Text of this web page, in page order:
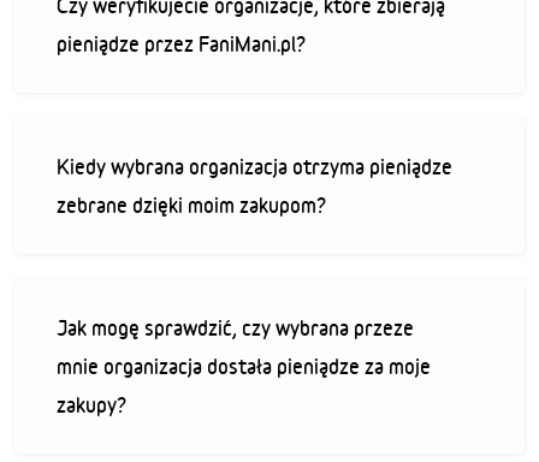
Czy weryfikujecie organizacje, które zbierają
pieniądze przez FaniMani.pl?
Kiedy wybrana organizacja otrzyma pieniądze
zebrane dzięki moim zakupom?
Jak mogę sprawdzić, czy wybrana przeze
mnie organizacja dostała pieniądze za moje
zakupy?